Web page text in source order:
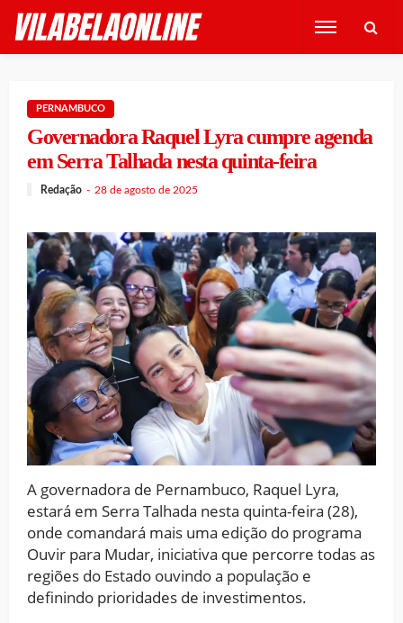
PERNAMBUCO
Governadora Raquel Lyra cumpre agenda
em Serra Talhada nesta quinta-feira
Redação 28 de agosto de 2025
A governadora de Pernambuco, Raquel Lyra,
estará em Serra Talhada nesta quinta-feira (28),
onde comandará mais uma edição do programa
Ouvir para Mudar, iniciativa que percorre todas as
regiões do Estado ouvindo a população e
definindo prioridades de investimentos.